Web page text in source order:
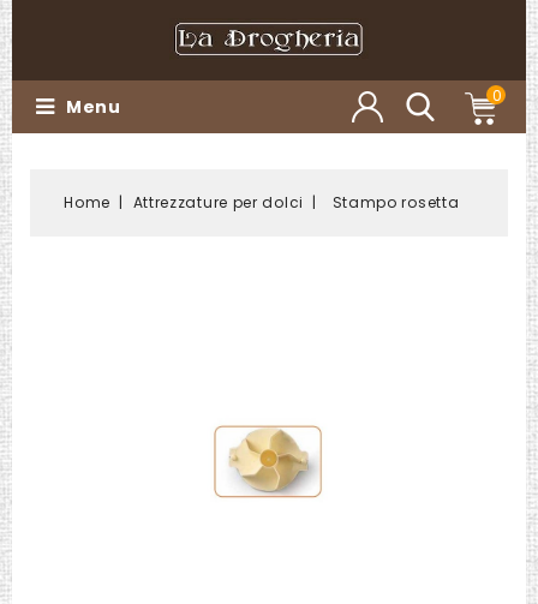
0
Menu
Home Attrezzature per dolci Stampo rosetta